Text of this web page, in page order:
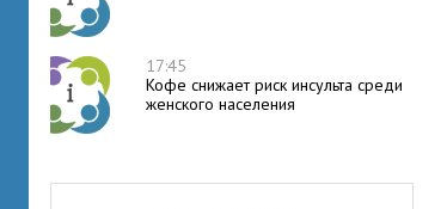
17:45
Кофе снижает риск инсульта среди
женского населения